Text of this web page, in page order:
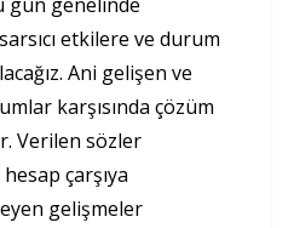
etkilere ve durum
Ani gelişen ve
karşısında çözüm
Verilen sözler
çarşıya
gelişmeler